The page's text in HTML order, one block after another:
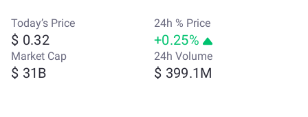
Today’s Price
$ 0.32
24h % Price
+0.25%
Market Cap
$ 31B
24h Volume
$ 399.1M